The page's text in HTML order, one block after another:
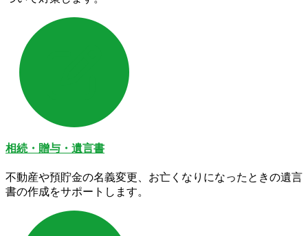
相続・贈与・遺言書
不動産や預貯金の名義変更、お亡くなりになったときの遺言
書の作成をサポートします。